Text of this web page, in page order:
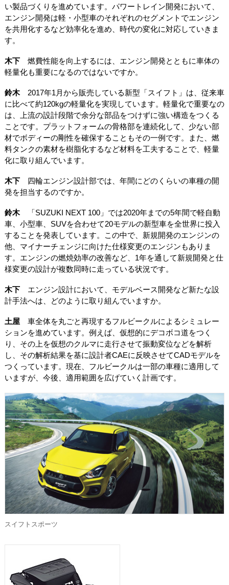
い製品づくりを進めています。パワートレイン開発において、
エンジン開発は軽・小型車のそれぞれのセグメントでエンジン
を共用化するなど効率化を進め、時代の変化に対応していきま
す。
木下燃費性能を向上するには、エンジン開発とともに車体の
軽量化も重要になるのではないですか。
鈴木2017年1月から販売している新型「スイフト」は、従来車
に比べて約120kgの軽量化を実現しています。軽量化で重要なの
は、上流の設計段階で余分な部品をつけずに強い構造をつくる
ことです。プラットフォームの骨格部を連続化して、少ない部
材でボディーの剛性を確保することもその一例です。また、燃
料タンクの素材を樹脂化するなど材料を工夫することで、軽量
化に取り組んでいます。
木下四輪エンジン設計部では、年間にどのくらいの車種の開
発を担当するのですか。
鈴木「SUZUKI NEXT 100」では2020年までの5年間で軽自動
車、小型車、SUVを合わせて20モデルの新型車を全世界に投入
することを発表しています。この中で、新規開発のエンジンの
他、マイナーチェンジに向けた仕様変更のエンジンもありま
す。エンジンの燃焼効率の改善など、1年を通して新規開発と仕
様変更の設計が複数同時に走っている状況です。
木下エンジン設計において、モデルベース開発など新たな設
計手法へは、どのように取り組んでいますか。
土屋車全体を丸ごと再現するフルビークルによるシミュレー
ションを進めています。例えば、仮想的にデコボコ道をつく
り、その上を仮想のクルマに走行させて振動変位などを解析
し、その解析結果を基に設計者CAEに反映させてCADモデルを
つくっています。現在、フルビークルは一部の車種に適用して
いますが、今後、適用範囲を広げていく計画です。
スイフトスポーツ